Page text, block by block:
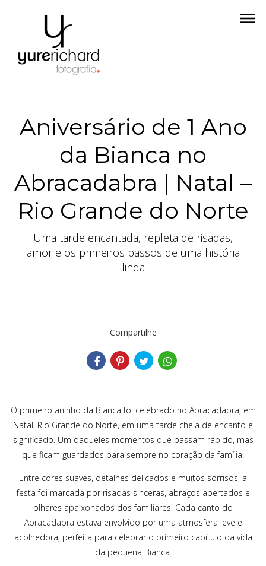
menu
Aniversário de 1 Ano
da Bianca no
Abracadabra | Natal –
Rio Grande do Norte
Uma tarde encantada, repleta de risadas,
amor e os primeiros passos de uma história
linda
Compartilhe
O primeiro aninho da Bianca foi celebrado no Abracadabra, em
Natal, Rio Grande do Norte, em uma tarde cheia de encanto e
significado. Um daqueles momentos que passam rápido, mas
que ficam guardados para sempre no coração da família.
Entre cores suaves, detalhes delicados e muitos sorrisos, a
festa foi marcada por risadas sinceras, abraços apertados e
olhares apaixonados dos familiares. Cada canto do
Abracadabra estava envolvido por uma atmosfera leve e
acolhedora, perfeita para celebrar o primeiro capítulo da vida
da pequena Bianca.